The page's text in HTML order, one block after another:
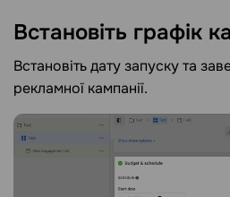
Встановіть графік
Встановіть дату запуску та
рекламної кампанії.